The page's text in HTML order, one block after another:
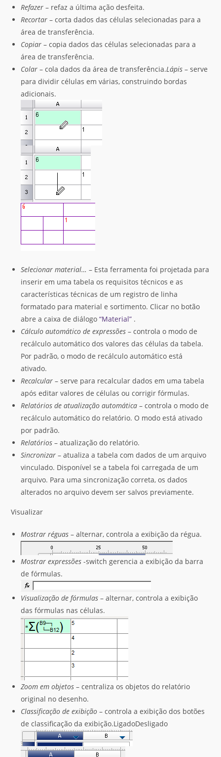
Refazer – refaz a última ação desfeita.
Recortar – corta dados das células selecionadas para a
área de transferência.
Copiar – copia dados das células selecionadas para a
área de transferência.
Colar – cola dados da área de transferência.Lápis – serve
para dividir células em várias, construindo bordas
adicionais.
Selecionar material… – Esta ferramenta foi projetada para
inserir em uma tabela os requisitos técnicos e as
características técnicas de um registro de linha
formatado para material e sortimento. Clicar no botão
abre a caixa de diálogo“Material” .
Cálculo automático de expressões – controla o modo de
recálculo automático dos valores das células da tabela.
Por padrão, o modo de recálculo automático está
ativado.
Recalcular – serve para recalcular dados em uma tabela
após editar valores de células ou corrigir fórmulas.
Relatórios de atualização automática – controla o modo de
recálculo automático do relatório. O modo está ativado
por padrão.
Relatórios – atualização do relatório.
Sincronizar – atualiza a tabela com dados de um arquivo
vinculado. Disponível se a tabela foi carregada de um
arquivo. Para uma sincronização correta, os dados
alterados no arquivo devem ser salvos previamente.
Visualizar
Mostrar réguas – alternar, controla a exibição da régua.
Mostrar expressões -switch gerencia a exibição da barra
de fórmulas.
Visualização de fórmulas – alternar, controla a exibição
das fórmulas nas células.
Zoom em objetos – centraliza os objetos do relatório
original no desenho.
Classificação de exibição – controla a exibição dos botões
de classificação da exibição.LigadoDesligado